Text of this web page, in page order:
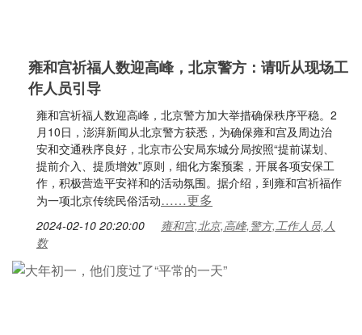
雍和宫祈福人数迎高峰，北京警方：请听从现场工
作人员引导
雍和宫祈福人数迎高峰，北京警方加大举措确保秩序平稳。2
月10日，澎湃新闻从北京警方获悉，为确保雍和宫及周边治
安和交通秩序良好，北京市公安局东城分局按照“提前谋划、
提前介入、提质增效”原则，细化方案预案，开展各项安保工
作，积极营造平安祥和的活动氛围。据介绍，到雍和宫祈福作
为一项北京传统民俗活动……更多
2024-02-10 20:20:00
雍和宫,北京,高峰,警方,工作人员,人
数